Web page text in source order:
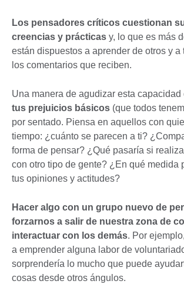
Los pensadores críticos cuestionan
creencias y prácticas y, lo que es más
están dispuestos a aprender de otros y a
los comentarios que reciben.
Una manera de agudizar esta capacidad
tus prejuicios básicos (que todos
por sentado. Piensa en aquellos con
tiempo: ¿cuánto se parecen a ti?
forma de pensar? ¿Qué pasaría si
con otro tipo de gente? ¿En qué medida
tus opiniones y actitudes?
Hacer algo con un grupo nuevo de
forzarnos a salir de nuestra zona de
interactuar con los demás. Por
a emprender alguna labor de
sorprendería lo mucho que puede
cosas desde otros ángulos.